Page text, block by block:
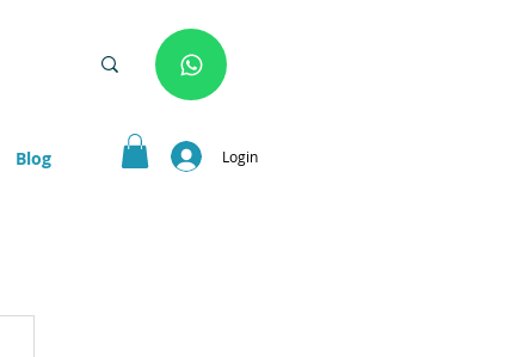
Blog Login